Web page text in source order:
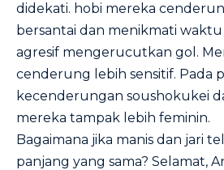
didekati. hobi mereka
bersantai dan menikmati
agresif mengerucutkan gol.
cenderung lebih sensitif. Pada
kecenderungan soushokukei
mereka tampak lebih feminin.
Bagaimana jika manis dan jari
panjang yang sama? Selamat,